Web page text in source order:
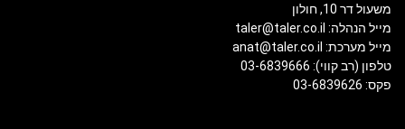
משעול דר 10, חולון
מייל הנהלה: taler@taler.co.il
מייל מערכת: anat@taler.co.il
טלפון (רב קווי): 03-6839666
פקס: 03-6839626